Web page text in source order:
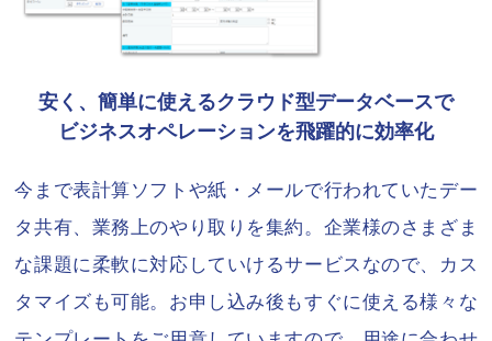
安く、簡単に使えるクラウド型データベースで
ビジネスオペレーションを飛躍的に効率化
今まで表計算ソフトや紙・メールで行われていたデー
タ共有、業務上のやり取りを集約。企業様のさまざま
な課題に柔軟に対応していけるサービスなので、カス
タマイズも可能。お申し込み後もすぐに使える様々な